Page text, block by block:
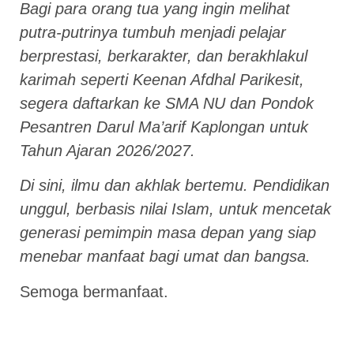
Bagi para orang tua yang ingin melihat
putra-putrinya tumbuh menjadi pelajar
berprestasi, berkarakter, dan berakhlakul
karimah seperti Keenan Afdhal Parikesit,
segera daftarkan ke SMA NU dan Pondok
Pesantren Darul Ma’arif Kaplongan untuk
Tahun Ajaran 2026/2027.
Di sini, ilmu dan akhlak bertemu. Pendidikan
unggul, berbasis nilai Islam, untuk mencetak
generasi pemimpin masa depan yang siap
menebar manfaat bagi umat dan bangsa.
Semoga bermanfaat.